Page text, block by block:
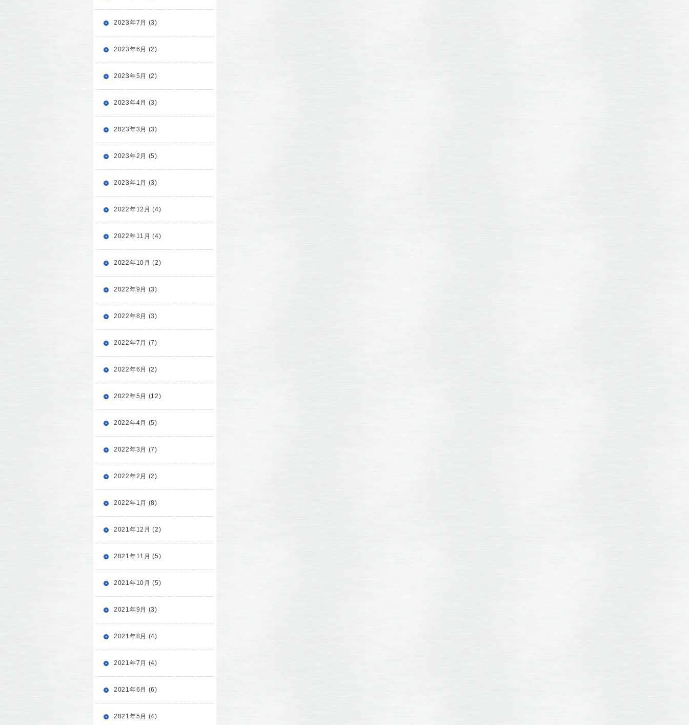
2023年7月 (3)
2023年6月 (2)
2023年5月 (2)
2023年4月 (3)
2023年3月 (3)
2023年2月 (5)
2023年1月 (3)
2022年12月 (4)
2022年11月 (4)
2022年10月 (2)
2022年9月 (3)
2022年8月 (3)
2022年7月 (7)
2022年6月 (2)
2022年5月 (12)
2022年4月 (5)
2022年3月 (7)
2022年2月 (2)
2022年1月 (8)
2021年12月 (2)
2021年11月 (5)
2021年10月 (5)
2021年9月 (3)
2021年8月 (4)
2021年7月 (4)
2021年6月 (6)
2021年5月 (4)